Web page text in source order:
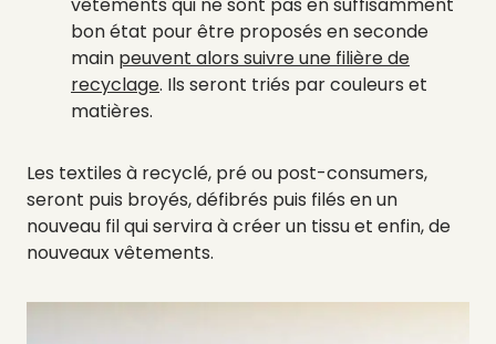
bon état pour être proposés en seconde
main peuvent alors suivre une filière de
recyclage. Ils seront triés par couleurs et
matières.
Les textiles à recyclé, pré ou post-consumers,
seront puis broyés, défibrés puis filés en un
nouveau fil qui servira à créer un tissu et enfin, de
nouveaux vêtements.